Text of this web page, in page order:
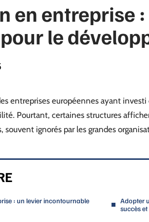
en entreprise
le
entreprises européennes ayant
Pourtant, certaines structures
souvent ignorés par les grandes
: un levier incontournable
Adopter
succès